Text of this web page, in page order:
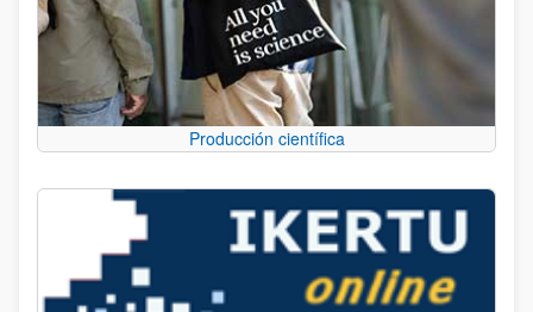
Producción científica